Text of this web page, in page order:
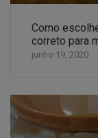
Como
correto para
junho 19, 2020